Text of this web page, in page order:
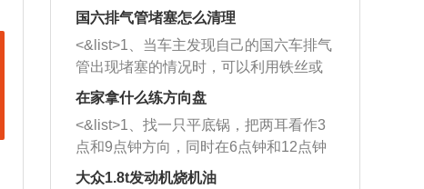
牌，但是中高低端的轮胎都有生产，这
也是为了更好的开拓市场。
国六排气管堵塞怎么清理
<&list>1、当车主发现自己的国六车排气
管出现堵塞的情况时，可以利用铁丝或
者是细棍，直接将杂物给取出来，如果
堵塞情况比较严重，也可以采取应急措
施。 <&list>2、直接利用木棍将所有的
杂物推到排气管里面的位置处，然后将
三元催化器拆解开，就可以将堵塞的东
在家拿什么练方向盘
<&list>1、找一只平底锅，把两耳看作3
点和9点钟方向，同时在6点钟和12点钟
方向做一个标记。 <&list>2、双手握住
大众1.8t发动机烧机油